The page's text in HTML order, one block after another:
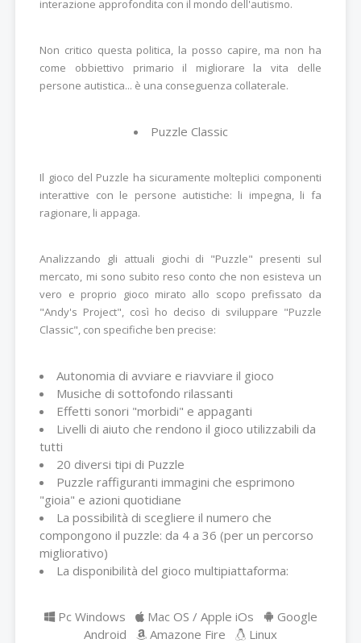
interazione approfondita con il mondo dell'autismo.
Non critico questa politica, la posso capire, ma non ha
come obbiettivo primario il migliorare la vita delle
persone autistica... è una conseguenza collaterale.
Puzzle Classic
Il gioco del Puzzle ha sicuramente molteplici componenti
interattive con le persone autistiche: li impegna, li fa
ragionare, li appaga.
Analizzando gli attuali giochi di "Puzzle" presenti sul
mercato, mi sono subito reso conto che non esisteva un
vero e proprio gioco mirato allo scopo prefissato da
"Andy's Project", così ho deciso di sviluppare "Puzzle
Classic", con specifiche ben precise:
Autonomia di avviare e riavviare il gioco
Musiche di sottofondo rilassanti
Effetti sonori "morbidi" e appaganti
Livelli di aiuto che rendono il gioco utilizzabili da
tutti
20 diversi tipi di Puzzle
Puzzle raffiguranti immagini che esprimono
"gioia" e azioni quotidiane
La possibilità di scegliere il numero che
compongono il puzzle: da 4 a 36 (per un percorso
migliorativo)
La disponibilità del gioco multipiattaforma:
Pc Windows Mac OS / Apple iOs
Google
Android
Amazone Fire Linux